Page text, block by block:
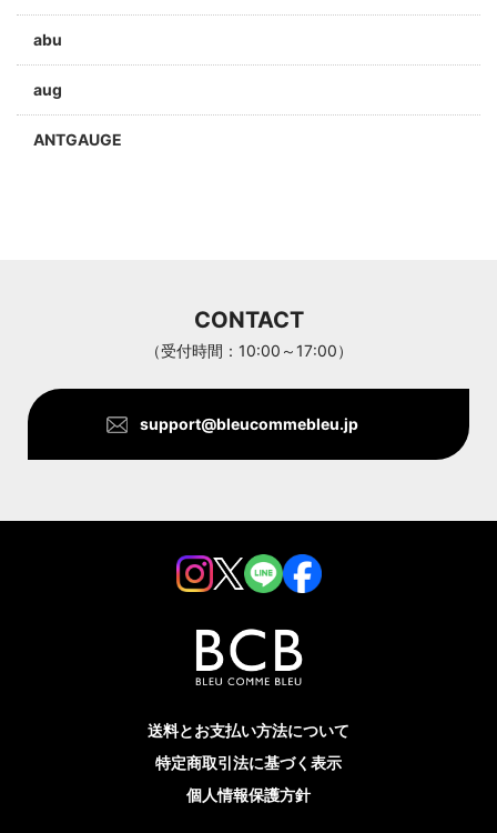
abu
aug
ANTGAUGE
CONTACT
（受付時間：10:00～17:00）
support@bleucommebleu.jp
送料とお支払い方法について
特定商取引法に基づく表示
個人情報保護方針